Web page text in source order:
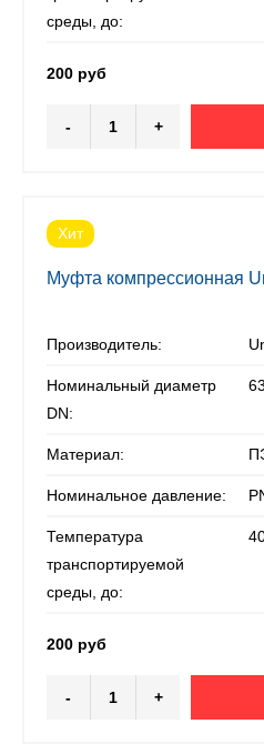
среды, до:
200 руб
- +
Хит
Муфта компрессионная
Производитель:
Номинальный диаметр
DN:
Материал:
Номинальное давление:
Температура
транспортируемой
среды, до:
200 руб
- +